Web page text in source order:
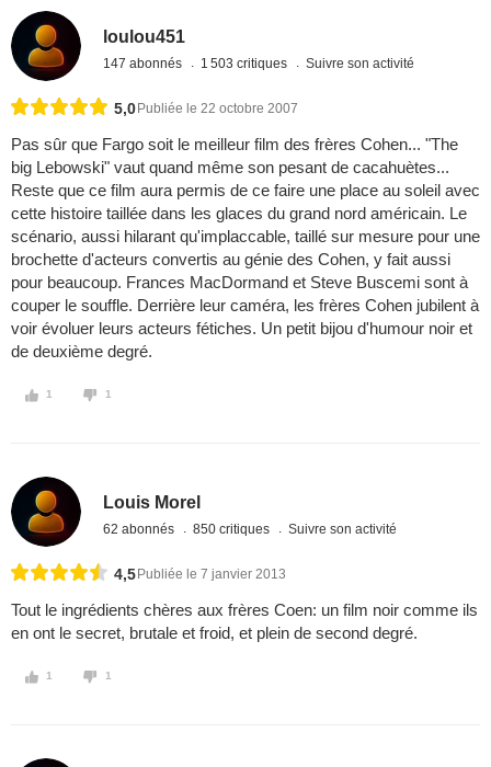
loulou451
147 abonnés 1 503 critiques Suivre son activité
5,0 Publiée le 22 octobre 2007
Pas sûr que Fargo soit le meilleur film des frères Cohen... "The
big Lebowski" vaut quand même son pesant de cacahuètes...
Reste que ce film aura permis de ce faire une place au soleil avec
cette histoire taillée dans les glaces du grand nord américain. Le
scénario, aussi hilarant qu'implaccable, taillé sur mesure pour une
brochette d'acteurs convertis au génie des Cohen, y fait aussi
pour beaucoup. Frances MacDormand et Steve Buscemi sont à
couper le souffle. Derrière leur caméra, les frères Cohen jubilent à
voir évoluer leurs acteurs fétiches. Un petit bijou d'humour noir et
de deuxième degré.
1 1
Louis Morel
62 abonnés 850 critiques Suivre son activité
4,5 Publiée le 7 janvier 2013
Tout le ingrédients chères aux frères Coen: un film noir comme ils
en ont le secret, brutale et froid, et plein de second degré.
1 1